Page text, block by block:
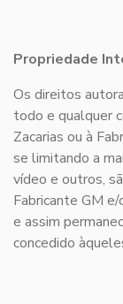
Propriedade
Os direitos
todo e qualquer
Zacarias ou à
se limitando a
vídeo e outros,
Fabricante GM
e assim
concedido